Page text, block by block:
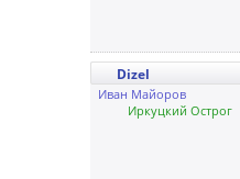
Dizel
Иван Майоров
Иркуцкий Острог